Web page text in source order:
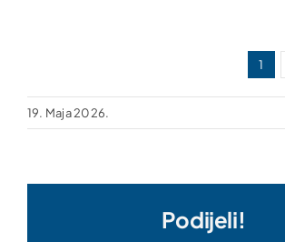
1
19. Maja 2026.
Podijeli!